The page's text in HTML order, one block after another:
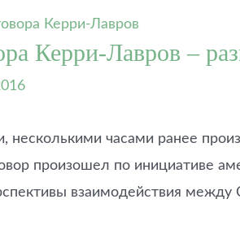
Керри-Лавров –
несколькими часами ранее
произошел по инициативе
взаимодействия